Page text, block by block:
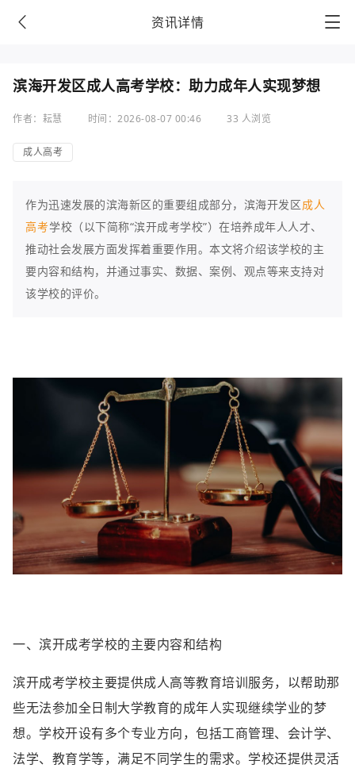
资讯详情
滨海开发区成人高考学校：助力成年人实现梦想
作者：耘慧 时间：2026-08-07 00:46 33 人浏览
成人高考
作为迅速发展的滨海新区的重要组成部分，滨海开发区成人
高考学校（以下简称“滨开成考学校”）在培养成年人人才、
推动社会发展方面发挥着重要作用。本文将介绍该学校的主
要内容和结构，并通过事实、数据、案例、观点等来支持对
该学校的评价。
一、滨开成考学校的主要内容和结构
滨开成考学校主要提供成人高等教育培训服务，以帮助那
些无法参加全日制大学教育的成年人实现继续学业的梦
想。学校开设有多个专业方向，包括工商管理、会计学、
法学、教育学等，满足不同学生的需求。学校还提供灵活